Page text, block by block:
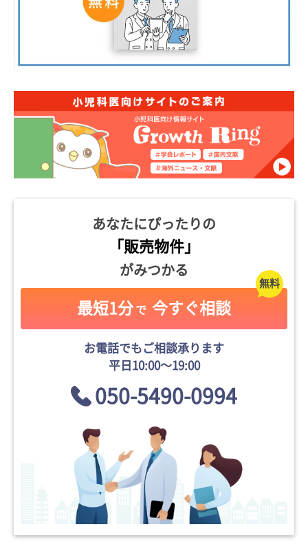
あなたにぴったりの
「販売物件」
がみつかる
最短1分 で 今すぐ相談
お電話でもご相談承ります
平日10:00〜19:00
050-5490-0994